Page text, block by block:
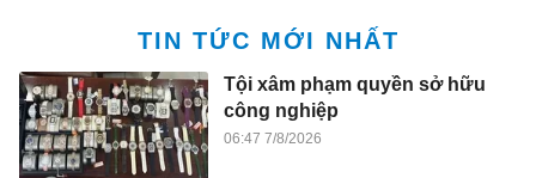
TIN TỨC MỚI NHẤT
Tội xâm phạm quyền sở hữu
công nghiệp
06:47 7/8/2026